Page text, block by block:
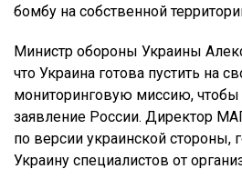
бомбу на собственной
Министр обороны Украины
что Украина готова пустить на
мониторинговую миссию, чтобы
заявление России. Директор
по версии украинской стороны,
Украину специалистов от